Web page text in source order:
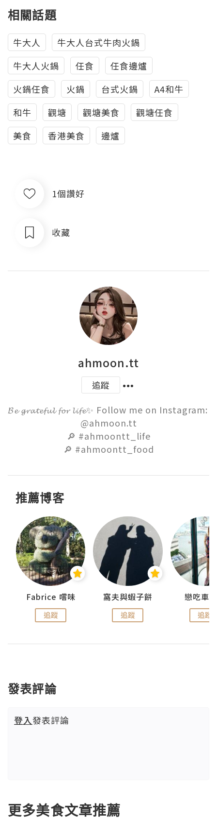
相關話題
牛大人
牛大人台式牛肉火鍋
牛大人火鍋
任食
任食邊爐
火鍋任食
火鍋 台式火鍋
A4和牛
和牛
觀塘 觀塘美食
觀塘任食
美食
香港美食 邊爐
1個讚好
收藏
ahmoon.tt
追蹤
𝓑𝓮 𝓰𝓻𝓪𝓽𝓮𝓯𝓾𝓵 𝓯𝓸𝓻 𝓵𝓲𝓯𝓮✨ Follow me on Instagram:
@ahmoon.tt
🔎 #ahmoontt_life
🔎 #ahmoontt_food
推薦博客
Fabrice 嚐味
追蹤
窩夫與蝦子餅
追蹤
戀吃車
追蹤
發表評論
登入發表評論
更多美食文章推薦